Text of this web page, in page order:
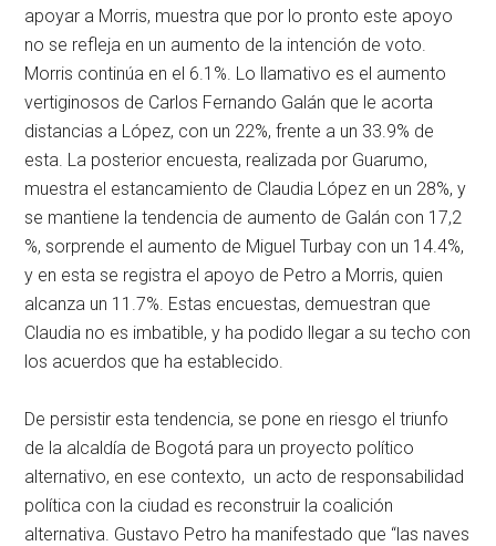
apoyar a Morris, muestra que por lo pronto este apoyo
no se refleja en un aumento de la intención de voto.
Morris continúa en el 6.1%. Lo llamativo es el aumento
vertiginosos de Carlos Fernando Galán que le acorta
distancias a López, con un 22%, frente a un 33.9% de
esta. La posterior encuesta, realizada por Guarumo,
muestra el estancamiento de Claudia López en un 28%, y
se mantiene la tendencia de aumento de Galán con 17,2
%, sorprende el aumento de Miguel Turbay con un 14.4%,
y en esta se registra el apoyo de Petro a Morris, quien
alcanza un 11.7%. Estas encuestas, demuestran que
Claudia no es imbatible, y ha podido llegar a su techo con
los acuerdos que ha establecido.
De persistir esta tendencia, se pone en riesgo el triunfo
de la alcaldía de Bogotá para un proyecto político
alternativo, en ese contexto, un acto de responsabilidad
política con la ciudad es reconstruir la coalición
alternativa. Gustavo Petro ha manifestado que “las naves